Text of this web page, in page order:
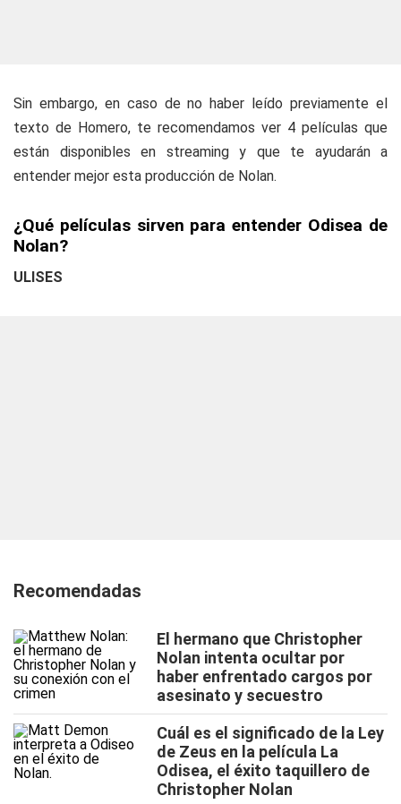
Sin embargo, en caso de no haber leído previamente el
texto de Homero, te recomendamos ver 4 películas que
están disponibles en streaming y que te ayudarán a
entender mejor esta producción de Nolan.
¿Qué películas sirven para entender Odisea de
Nolan?
ULISES
Recomendadas
El hermano que Christopher
Nolan intenta ocultar por
haber enfrentado cargos por
asesinato y secuestro
Cuál es el significado de la Ley
de Zeus en la película La
Odisea, el éxito taquillero de
Christopher Nolan